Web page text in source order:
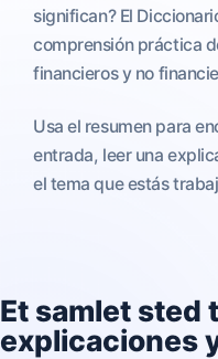
significan? El
comprensión práctica
financieros y no
Usa el resumen para
entrada, leer una
el tema que estás
Et samlet sted
explicaciones